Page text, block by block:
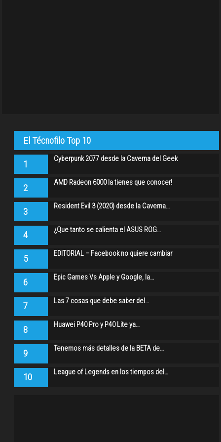
El Técnofilo Top 10
1 Cyberpunk 2077 desde la Caverna del Geek
2 AMD Radeon 6000 la tienes que conocer!
3 Resident Evil 3 (2020) desde la Caverna…
4 ¿Que tanto se calienta el ASUS ROG…
5 EDITORIAL – Facebook no quiere cambiar
6 Epic Games Vs Apple y Google, la…
7 Las 7 cosas que debe saber del…
8 Huawei P40 Pro y P40 Lite ya…
9 Tenemos más detalles de la BETA de…
10 League of Legends en los tiempos del…